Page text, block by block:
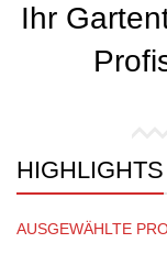
Ihr
HIGHLIGHTS
AUSGEWÄHLTE